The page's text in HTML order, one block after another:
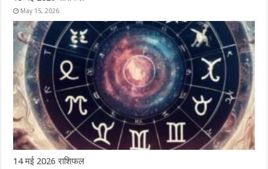
May 15, 2026
14 मई 2026 राशिफल